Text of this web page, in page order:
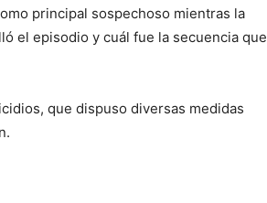
principal sospechoso mientras la
el episodio y cuál fue la secuencia que
que dispuso diversas medidas